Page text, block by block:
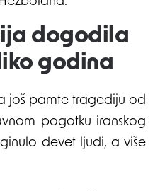
dogodila
godina
još pamte tragediju od
pogotku iranskog
devet ljudi, a više